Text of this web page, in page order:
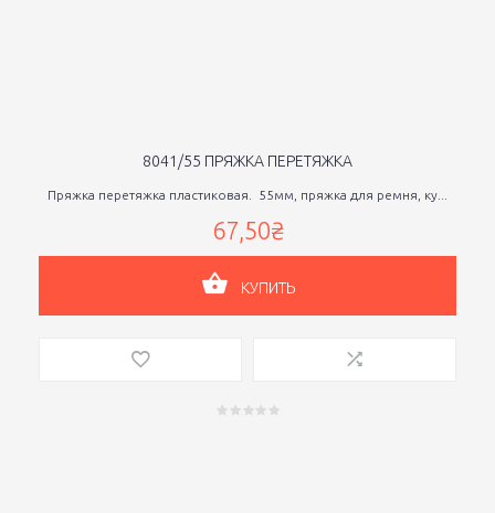
8041/55 ПРЯЖКА ПЕРЕТЯЖКА
Пряжка перетяжка пластиковая. 55мм, пряжка для ремня, ку...
67,50₴
КУПИТЬ